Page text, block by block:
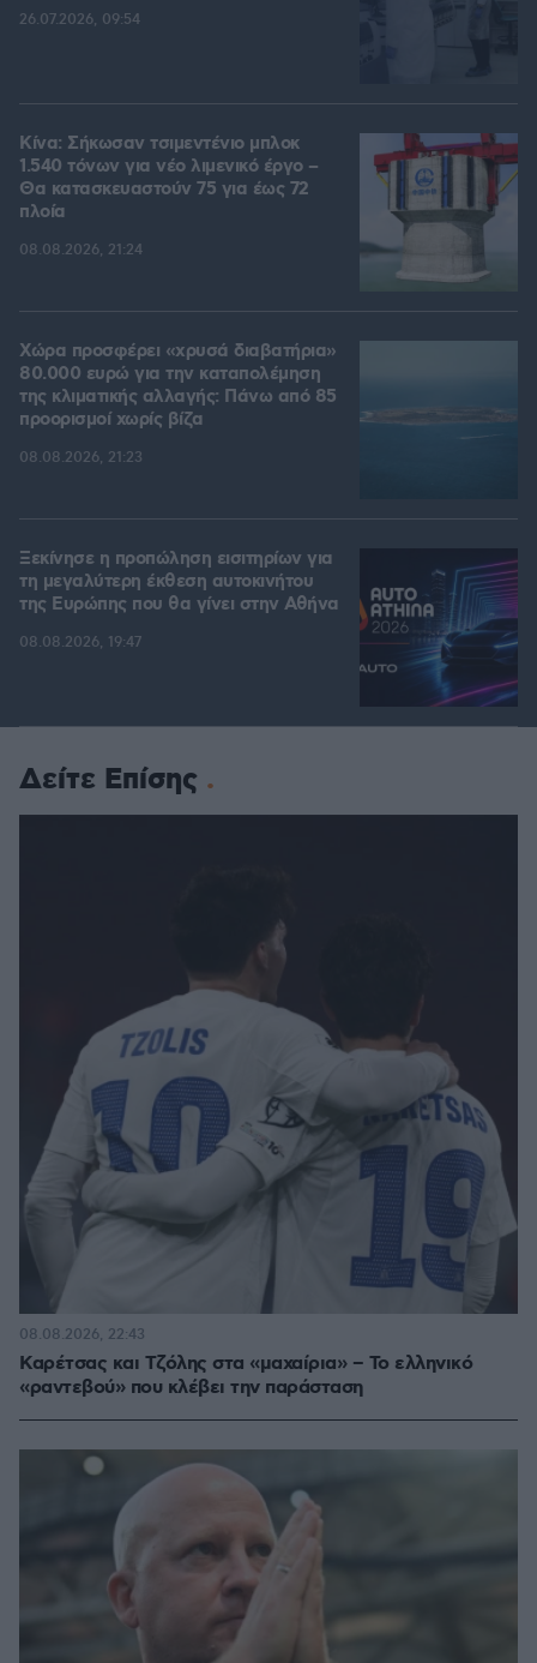
26.07.2026, 09:54
Κίνα: Σήκωσαν τσιμεντένιο μπλοκ
1.540 τόνων για νέο λιμενικό έργο –
Θα κατασκευαστούν 75 για έως 72
πλοία
08.08.2026, 21:24
Χώρα προσφέρει «χρυσά διαβατήρια»
80.000 ευρώ για την καταπολέμηση
της κλιματικής αλλαγής: Πάνω από 85
προορισμοί χωρίς βίζα
08.08.2026, 21:23
Ξεκίνησε η προπώληση εισιτηρίων για
τη μεγαλύτερη έκθεση αυτοκινήτου
της Ευρώπης που θα γίνει στην Αθήνα
08.08.2026, 19:47
Δείτε Επίσης
Καρέτσας και Τζόλης στα «μαχαίρια» – Το ελληνικό
«ραντεβού» που κλέβει την παράσταση
08.08.2026, 22:43